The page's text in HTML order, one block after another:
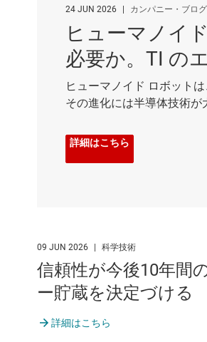
24 JUN 2026 | カンパニー・ブログ
ヒューマノイ
必要か。TI の
ヒューマノイド ロボット
その進化には半導体技術が
詳細はこちら
09 JUN 2026 科学技術
信頼性が今後10年間
ー貯蔵を決定づける
詳細はこちら